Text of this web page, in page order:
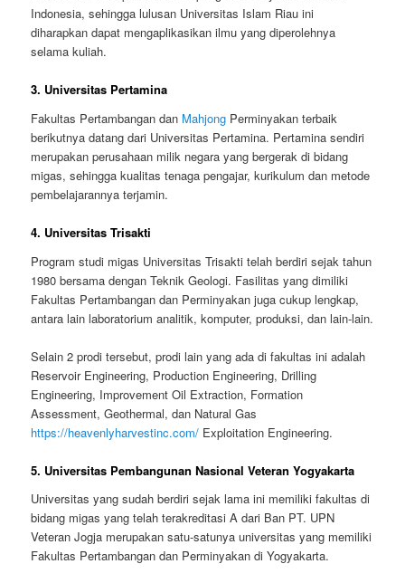
Indonesia, sehingga lulusan Universitas Islam Riau ini
diharapkan dapat mengaplikasikan ilmu yang diperolehnya
selama kuliah.
3. Universitas Pertamina
Fakultas Pertambangan dan Mahjong Perminyakan terbaik
berikutnya datang dari Universitas Pertamina. Pertamina sendiri
merupakan perusahaan milik negara yang bergerak di bidang
migas, sehingga kualitas tenaga pengajar, kurikulum dan metode
pembelajarannya terjamin.
4. Universitas Trisakti
Program studi migas Universitas Trisakti telah berdiri sejak tahun
1980 bersama dengan Teknik Geologi. Fasilitas yang dimiliki
Fakultas Pertambangan dan Perminyakan juga cukup lengkap,
antara lain laboratorium analitik, komputer, produksi, dan lain-lain.
Selain 2 prodi tersebut, prodi lain yang ada di fakultas ini adalah
Reservoir Engineering, Production Engineering, Drilling
Engineering, Improvement Oil Extraction, Formation
Assessment, Geothermal, dan Natural Gas
https://heavenlyharvestinc.com/ Exploitation Engineering.
5. Universitas Pembangunan Nasional Veteran Yogyakarta
Universitas yang sudah berdiri sejak lama ini memiliki fakultas di
bidang migas yang telah terakreditasi A dari Ban PT. UPN
Veteran Jogja merupakan satu-satunya universitas yang memiliki
Fakultas Pertambangan dan Perminyakan di Yogyakarta.